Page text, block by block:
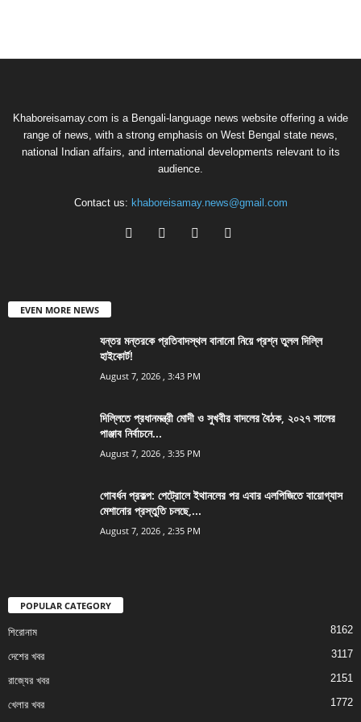
Khaboreisamay.com is a Bengali-language news website offering a wide
range of news, with a strong emphasis on West Bengal state news,
national Indian affairs, and international developments relevant to its
audience.
Contact us: khaboreisamay.news@gmail.com
EVEN MORE NEWS
যন্তর মন্তরকে প্রতিবাদস্থল বানানো নিয়ে প্রশ্ন তুলল দিল্লি
হাইকোর্ট!
August 7, 2026 , 3:43 PM
দিল্লিতে প্রধানমন্ত্রী মোদী ও সুখবীর বাদলের বৈঠক, ২০২৭ সালের
পাঞ্জাব নির্বাচনে...
August 7, 2026 , 3:35 PM
গোবর্ধন প্রকল্প: পেট্রোলে ইথানলের পর এবার এলপিজিতে বায়োগ্যাস
মেশানোর প্রস্তুতি চলছে,...
August 7, 2026 , 2:35 PM
POPULAR CATEGORY
শিরোনাম 8162
দেশের খবর 3117
রাজ্যের খবর 2151
খেলার খবর
1772